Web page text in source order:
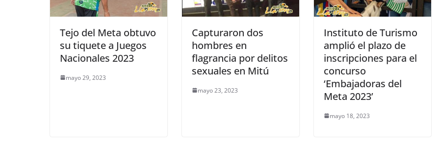
Tejo del Meta obtuvo
su tiquete a Juegos
Nacionales 2023
mayo 29, 2023
Capturaron dos
hombres en
flagrancia por delitos
sexuales en Mitú
mayo 23, 2023
Instituto de Turismo
amplió el plazo de
inscripciones para el
concurso
‘Embajadoras del
Meta 2023’
mayo 18, 2023